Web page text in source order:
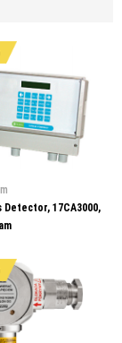
Detector, 17CA3000,